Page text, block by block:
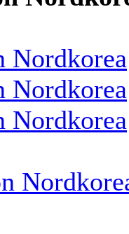
Nordkorea
Nordkorea
Nordkorea